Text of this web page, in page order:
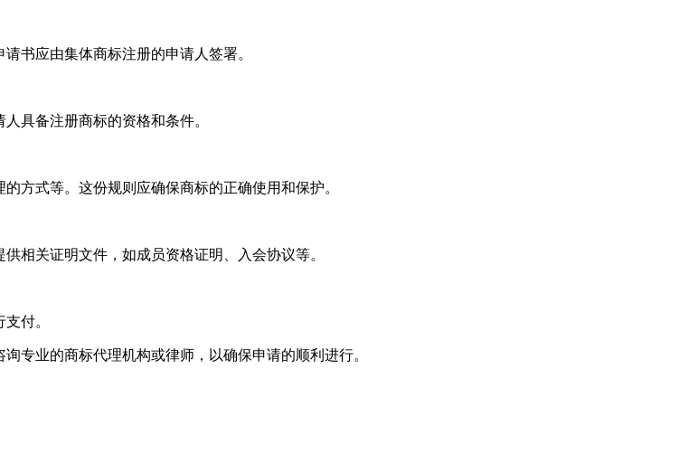
书应由集体商标注册的申请人签署。
具备注册商标的资格和条件。
方式等。这份规则应确保商标的正确使用和保护。
相关证明文件，如成员资格证明、入会协议等。
付。
专业的商标代理机构或律师，以确保申请的顺利进行。